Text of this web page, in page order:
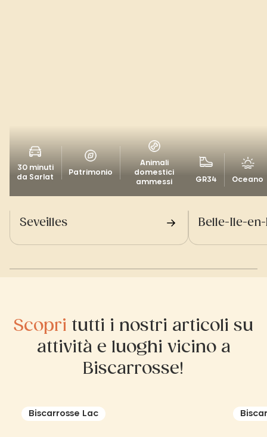
30 minuti
da Sarlat
Patrimonio
Animali
domestici
ammessi
Seveilles
GR34 Oceano
Belle-Ile-
Scopri tutti i nostri articoli su
attività e luoghi vicino a
Biscarrosse!
Biscarrosse Lac